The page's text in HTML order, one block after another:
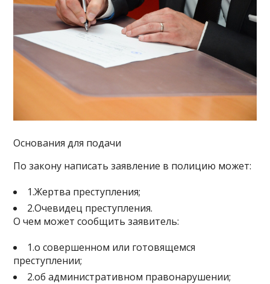
Основания для подачи
По закону написать заявление в полицию может:
1.Жертва преступления;
2.Очевидец преступления.
О чем может сообщить заявитель:
1.о совершенном или готовящемся
преступлении;
2.об административном правонарушении;